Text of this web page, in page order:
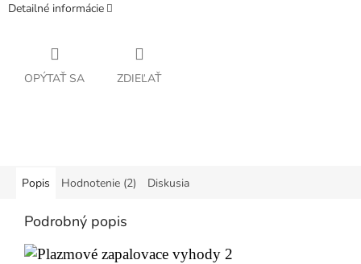
Detailné informácie
OPÝTAŤ SA ZDIEĽAŤ
Popis Hodnotenie (2) Diskusia
Podrobný popis